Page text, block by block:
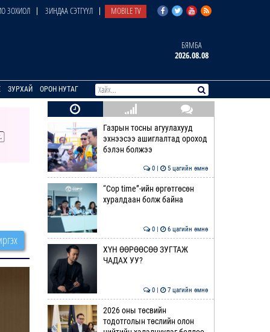
ЗОХИОЛ ЗИНДАА СЭТГҮҮЛ MOBILE TV
БЯМБА
2026.08.08
ЗУРХАЙ ОРОН НУТАГ
Газрын тосны агуулахууд
эхнээсээ ашиглалтад ороход
бэлэн болжээ
0 | 5 цагийн өмнө
“Cop time”-ийн өргөтгөсөн
хуралдаан болж байна
0 | 6 цагийн өмнө
ХҮН ӨӨРӨӨСӨӨ ЗУГТАЖ
ЧАДАХ УУ?
0 | 7 цагийн өмнө
2026 оны төсвийн
тодотголын төслийн олон